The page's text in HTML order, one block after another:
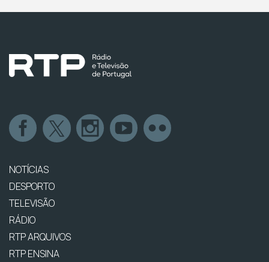
NOTÍCIAS
DESPORTO
TELEVISÃO
RÁDIO
RTP ARQUIVOS
RTP ENSINA